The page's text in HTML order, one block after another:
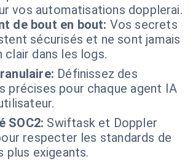
vos automatisations dopplerai.
de bout en bout: Vos secrets
sécurisés et ne sont jamais
clair dans les logs.
Définissez des
précises pour chaque agent IA
SOC2: Swiftask et Doppler
respecter les standards de
plus exigeants.